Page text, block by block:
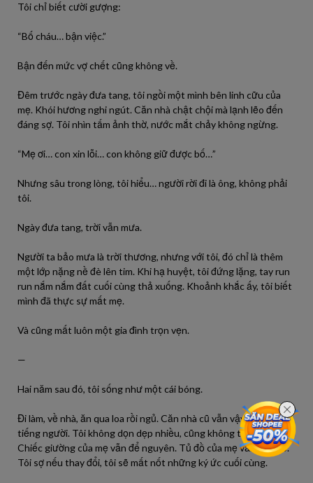
Tôi chỉ biết cười gượng:
“Bố cháu… bận việc.”
Bận đến mức vợ chết cũng không về.
Đêm trước ngày đưa tang, tôi ngồi một mình bên linh cữu của
mẹ. Khói hương nghi ngút. Căn nhà chật chội mà lạnh lẽo đến
đáng sợ. Tôi nhìn tấm ảnh thờ, nước mắt chảy không ngừng.
“Mẹ ơi… con xin lỗi… con không giữ được bố…”
Nhưng sâu trong lòng, tôi hiểu… người rời đi là ông, không phải
tôi.
Ngày đưa tang, trời vẫn mưa.
Người ta bảo mưa là trời thương, nhưng với tôi, đó chỉ là thêm
một lớp nặng nề đè lên tim. Khi hạ huyệt, tôi đứng lặng, tay run
run nắm nắm đất cuối cùng thả xuống. Khoảnh khắc ấy, tôi biết
mình đã thực sự mất mẹ.
Và cũng mất luôn một gia đình trọn vẹn.
—
Hai năm sau đó, tôi sống như một cái bóng.
Đi làm, về nhà, ăn qua loa rồi ngủ. Căn nhà cũ vẫn vậy, chỉ thiếu
tiếng người. Tôi không dọn dẹp nhiều, cũng không thay đổi gì.
Chiếc giường của mẹ vẫn để nguyên. Tủ đồ của mẹ vẫn còn đó.
Tôi sợ nếu thay đổi, tôi sẽ mất nốt những ký ức cuối cùng.